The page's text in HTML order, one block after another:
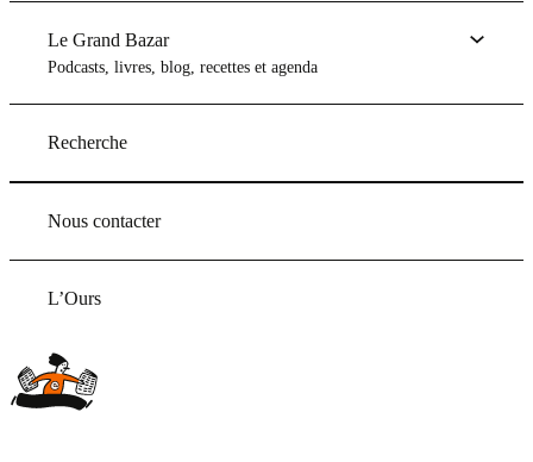
Le Grand Bazar
Podcasts, livres, blog, recettes et agenda
Recherche
Nous contacter
L’Ours